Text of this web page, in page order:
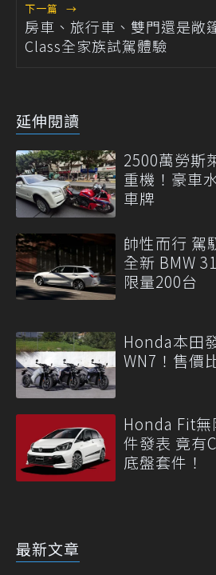
下一篇 →
房車、旅行車、雙門還是敞
Class全家族試駕體驗
延伸閱讀
2500萬勞斯
重機！豪車
車牌
帥性而行 駕
全新 BMW
限量200台
Honda本田
WN7！售價
Honda Fit
件發表 竟有
底盤套件！
最新文章